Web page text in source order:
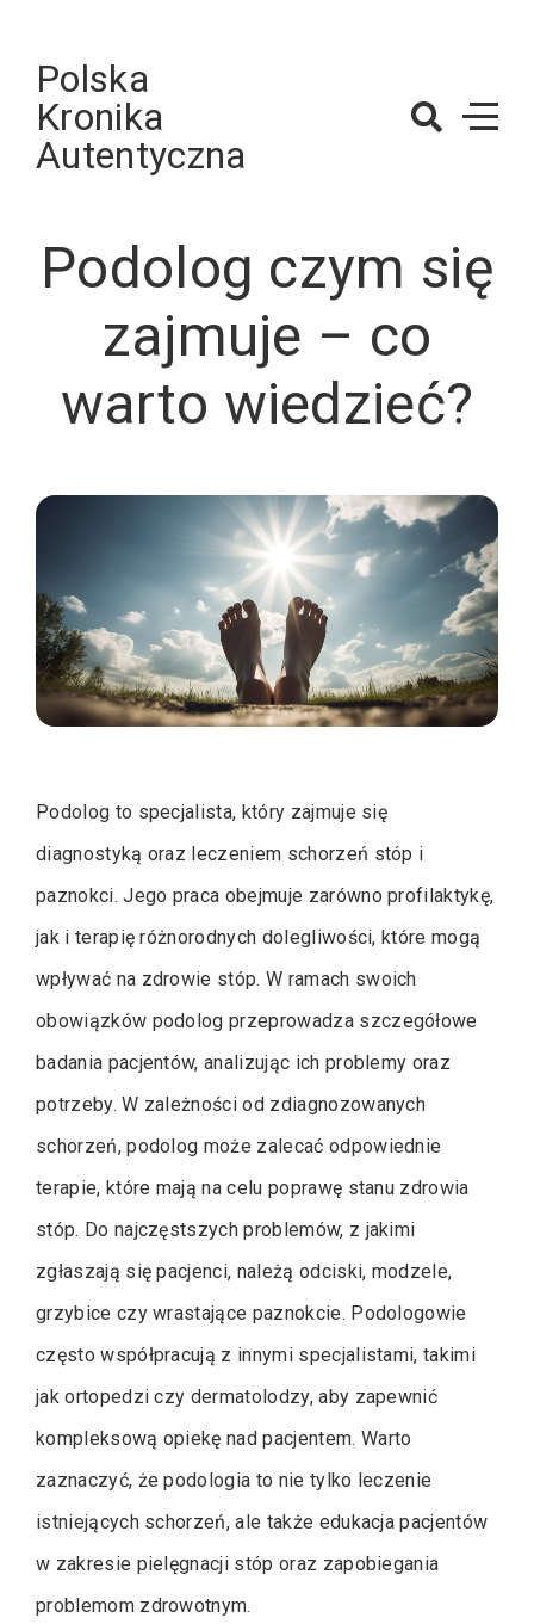
contentPolska
Kronika
Autentyczna
Podolog czym się
zajmuje – co
warto wiedzieć?
Podolog to specjalista, który zajmuje się
diagnostyką oraz leczeniem schorzeń stóp i
paznokci. Jego praca obejmuje zarówno profilaktykę,
jak i terapię różnorodnych dolegliwości, które mogą
wpływać na zdrowie stóp. W ramach swoich
obowiązków podolog przeprowadza szczegółowe
badania pacjentów, analizując ich problemy oraz
potrzeby. W zależności od zdiagnozowanych
schorzeń, podolog może zalecać odpowiednie
terapie, które mają na celu poprawę stanu zdrowia
stóp. Do najczęstszych problemów, z jakimi
zgłaszają się pacjenci, należą odciski, modzele,
grzybice czy wrastające paznokcie. Podologowie
często współpracują z innymi specjalistami, takimi
jak ortopedzi czy dermatolodzy, aby zapewnić
kompleksową opiekę nad pacjentem. Warto
zaznaczyć, że podologia to nie tylko leczenie
istniejących schorzeń, ale także edukacja pacjentów
w zakresie pielęgnacji stóp oraz zapobiegania
problemom zdrowotnym.